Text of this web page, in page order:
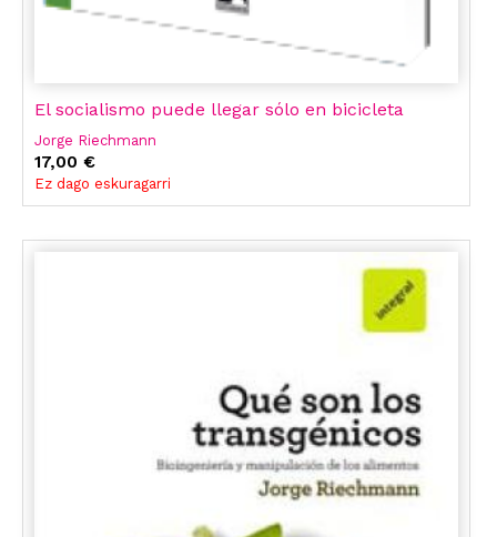
El socialismo puede llegar sólo en bicicleta
Jorge Riechmann
17,00 €
Ez dago eskuragarri